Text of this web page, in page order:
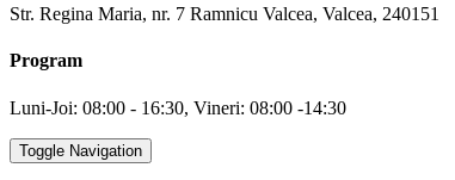
Str. Regina Maria, nr. 7 Ramnicu Valcea, Valcea, 240151
Program
Luni-Joi: 08:00 - 16:30, Vineri: 08:00 -14:30
Toggle Navigation